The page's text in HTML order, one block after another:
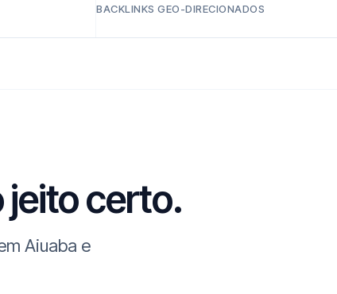
BACKLINKS GEO-DIRECIONADOS
jeito certo.
Aiuaba e